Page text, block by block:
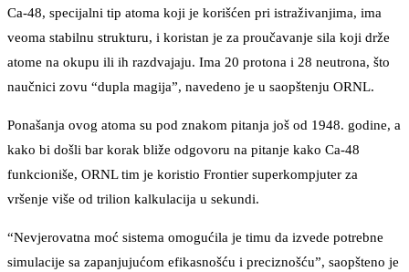
Ca-48, specijalni tip atoma koji je korišćen pri istraživanjima, ima
veoma stabilnu strukturu, i koristan je za proučavanje sila koji drže
atome na okupu ili ih razdvajaju. Ima 20 protona i 28 neutrona, što
naučnici zovu “dupla magija”, navedeno je u saopštenju ORNL.
Ponašanja ovog atoma su pod znakom pitanja još od 1948. godine, a
kako bi došli bar korak bliže odgovoru na pitanje kako Ca-48
funkcioniše, ORNL tim je koristio Frontier superkompjuter za
vršenje više od trilion kalkulacija u sekundi.
“Nevjerovatna moć sistema omogućila je timu da izvede potrebne
simulacije sa zapanjujućom efikasnošću i preciznošću”, saopšteno je